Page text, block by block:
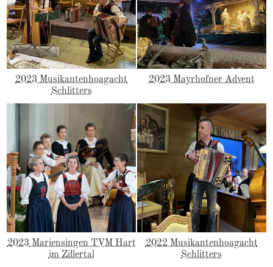
2023 Musikantenhoagacht
Schlitters
2023 Mayrhofner Advent
2023 Mariensingen TVM Hart
im Zillertal
2022 Musikantenhoagacht
Schlitters